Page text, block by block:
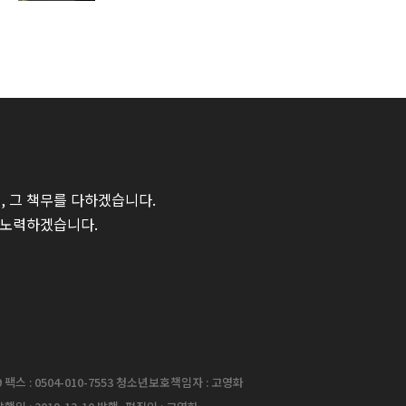
그 책무를 다하겠습니다.
력하겠습니다.
스 : 0504-010-7553 청소년보호책임자 : 고영화